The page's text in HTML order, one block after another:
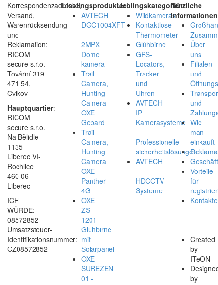
Korrespondenzadresse,
Versand,
Warenrücksendung
und
Reklamation:
RICOM
secure s.r.o.
Tovární 319
471 54,
Cvikov
Hauptquartier:
RICOM
secure s.r.o.
Na Bělidle
1135
Liberec VI-
Rochlice
460 06
Liberec
ICH
WÜRDE:
08572852
Umsatzsteuer-
Identifikationsnummer:
CZ08572852
Lieblingsprodukte:
AVTECH
DGC1004XFT
-
2MPX
Dome
kamera
Trail
Camera,
Hunting
Camera
OXE
Gepard
Trail
Camera,
Hunting
Camera
OXE
Panther
4G
OXE
ZS
1201 -
Glühbirne
mit
Solarpanel
OXE
SUREZEN
01 -
Lieblingskategorien:
Wildkameras
Kontaktlose
Thermometer
Glühbirne
GPS-
Locators,
Tracker
und
Uhren
AVTECH
IP-
Kamerasysteme
-
Professionelle
sicherheitslösungen
AVTECH
-
HDCCTV-
Systeme
Nützliche
Über
uns
Filialen
und
und
Wie
man
einkauft
Vorteile
für
Kontakte
Created
by
ITeON
by